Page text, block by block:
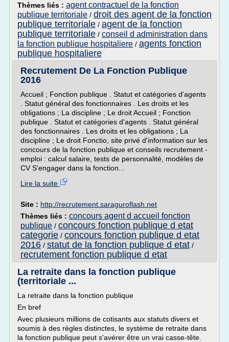
Thèmes liés : agent contractuel de la fonction
publique territoriale / droit des agent de la fonction
publique territoriale / agent de la fonction
publique territoriale / conseil d administration dans
la fonction publique hospitaliere / agents fonction
publique hospitaliere
Recrutement De La Fonction Publique
2016
Accueil ; Fonction publique . Statut et catégories d'agents
. Statut général des fonctionnaires . Les droits et les
obligations ; La discipline ; Le droit Accueil ; Fonction
publique . Statut et catégories d'agents . Statut général
des fonctionnaires . Les droits et les obligations ; La
discipline ; Le droit Fonctio, site privé d'information sur les
concours de la fonction publique et conseils recrutement -
emploi : calcul salaire, tests de personnalité, modèles de
CV S'engager dans la fonction...
Lire la suite
Site : http://recrutement.saraguroflash.net
Thèmes liés : concours agent d accueil fonction
publique / concours fonction publique d etat
categorie / concours fonction publique d etat
2016 / statut de la fonction publique d etat /
recrutement fonction publique d etat
La retraite dans la fonction publique
(territoriale ...
La retraite dans la fonction publique
En bref
Avec plusieurs millions de cotisants aux statuts divers et
soumis à des règles distinctes, le système de retraite dans
la fonction publique peut s'avérer être un vrai casse-tête.